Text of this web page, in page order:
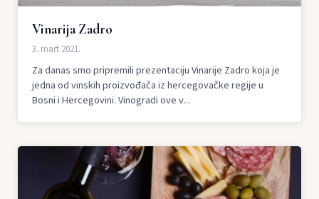
Vinarija Zadro
3. mart 2021.
Za danas smo pripremili prezentaciju Vinarije Zadro koja je
jedna od vinskih proizvođača iz hercegovačke regije u
Bosni i Hercegovini. Vinogradi ove v...